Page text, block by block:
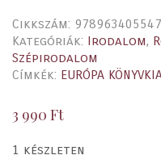
Cikkszám:
Kategóriák: Irodalom,
Szépirodalom
Címkék: EURÓPA
3 990 Ft
1 készleten